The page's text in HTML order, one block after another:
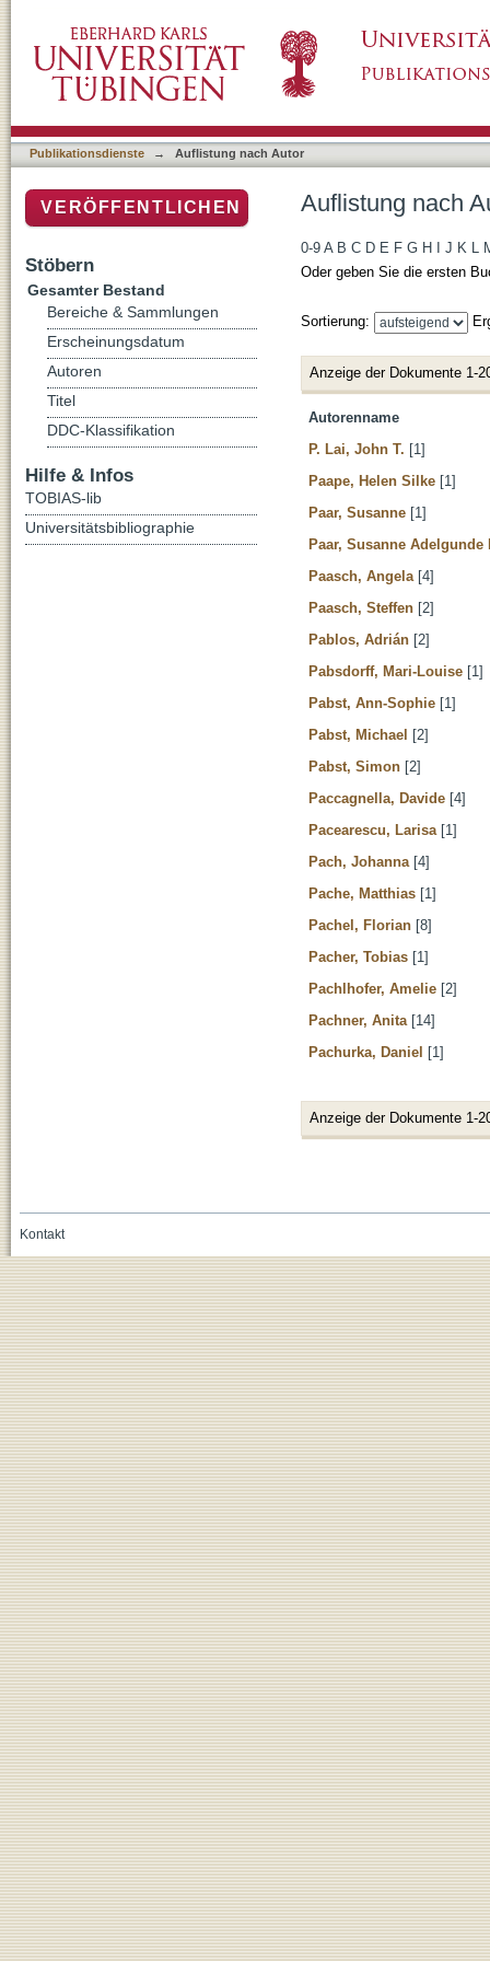
Publikationsdienste → Auflistung nach Autor
Auflistung nach
0-9 A B C D E F G H J K L
Oder geben Sie die ersten
Sortierung:
Anzeige der Dokumente 1-
Autorenname
P. Lai, John T. [1]
Paape, Helen Silke [1]
Paar, Susanne [1]
Paar, Susanne Adelgunde
Paasch, Angela [4]
Paasch, Steffen [2]
Pablos, Adrián [2]
Pabsdorff, Mari-Louise [1]
Pabst, Ann-Sophie [1]
Pabst, Michael [2]
Pabst, Simon [2]
Paccagnella, Davide [4]
Pacearescu, Larisa [1]
Pach, Johanna [4]
Pache, Matthias [1]
Pachel, Florian [8]
Pacher, Tobias [1]
Pachlhofer, Amelie [2]
Pachner, Anita [14]
Pachurka, Daniel [1]
Anzeige der Dokumente 1-
VERÖFFENTLICHEN
Stöbern
Gesamter Bestand
Bereiche & Sammlungen
Erscheinungsdatum
Autoren
Titel
DDC-Klassifikation
Hilfe & Infos
TOBIAS-lib
Universitätsbibliographie
Kontakt